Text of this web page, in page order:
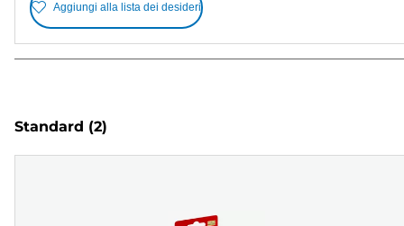
Aggiungi alla lista dei desideri
Standard (2)